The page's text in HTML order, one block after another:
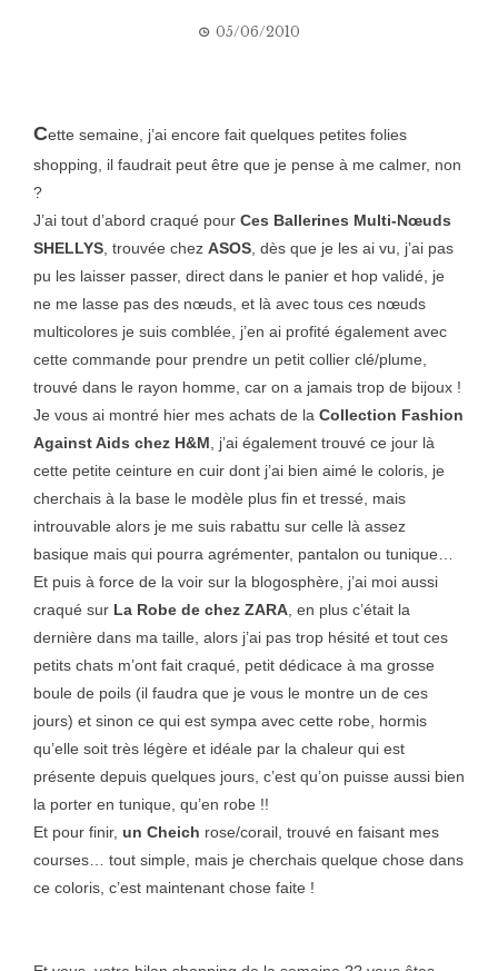
05/06/2010
Cette semaine, j’ai encore fait quelques petites folies
shopping, il faudrait peut être que je pense à me calmer, non
?
J’ai tout d’abord craqué pour Ces Ballerines Multi-Nœuds
SHELLYS , trouvée chez ASOS , dès que je les ai vu, j’ai pas
pu les laisser passer, direct dans le panier et hop validé, je
ne me lasse pas des nœuds, et là avec tous ces nœuds
multicolores je suis comblée, j’en ai profité également avec
cette commande pour prendre un petit collier clé/plume,
trouvé dans le rayon homme, car on a jamais trop de bijoux !
Je vous ai montré hier mes achats de la Collection Fashion
Against Aids chez H&M , j’ai également trouvé ce jour là
cette petite ceinture en cuir dont j’ai bien aimé le coloris, je
cherchais à la base le modèle plus fin et tressé, mais
introuvable alors je me suis rabattu sur celle là assez
basique mais qui pourra agrémenter, pantalon ou tunique…
Et puis à force de la voir sur la blogosphère, j’ai moi aussi
craqué sur La Robe de chez ZARA , en plus c’était la
dernière dans ma taille, alors j’ai pas trop hésité et tout ces
petits chats m’ont fait craqué, petit dédicace à ma grosse
boule de poils (il faudra que je vous le montre un de ces
jours) et sinon ce qui est sympa avec cette robe, hormis
qu’elle soit très légère et idéale par la chaleur qui est
présente depuis quelques jours, c’est qu’on puisse aussi bien
la porter en tunique, qu’en robe !!
Et pour finir, un Cheich rose/corail, trouvé en faisant mes
courses… tout simple, mais je cherchais quelque chose dans
ce coloris, c’est maintenant chose faite !